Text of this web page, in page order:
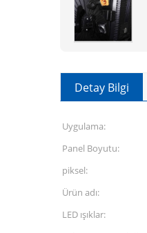
Detay Bilgi
Uygulama:
Panel Boyutu:
piksel:
Ürün adı:
LED ışıklar: